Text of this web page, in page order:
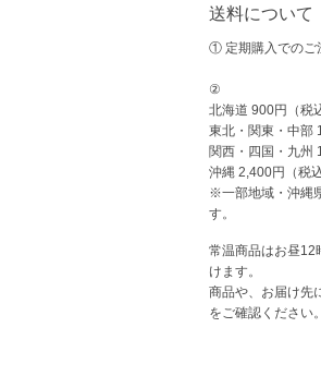
送料について
① 定期購入でのご
②
北海道 900円（税
東北・関東・中部
関西・四国・九州
沖縄 2,400円（税
※一部地域・沖縄
す。
常温商品はお昼12
けます。
商品や、お届け先
をご確認ください。